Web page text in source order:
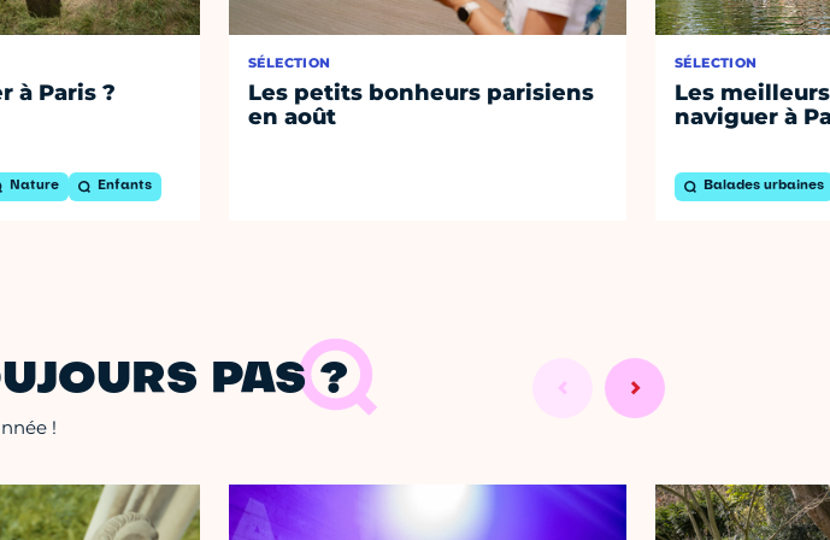
à Paris ?
Nature Enfants
SÉLECTION
Les petits bonheurs parisiens
en août
SÉLECTION
Les
naviguer à
Balades urbaines
PAS ?
!